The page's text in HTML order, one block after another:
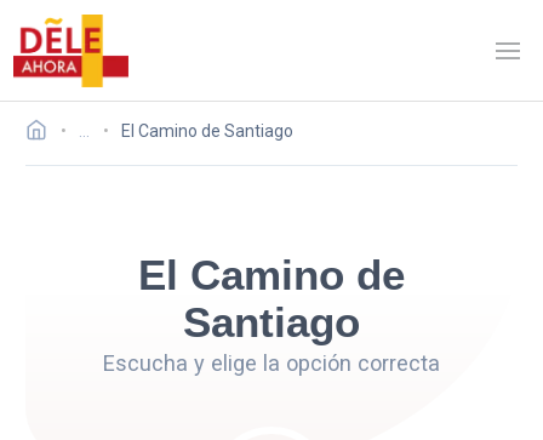
El Camino de Santiago
El Camino de
Santiago
Escucha y elige la opción correcta